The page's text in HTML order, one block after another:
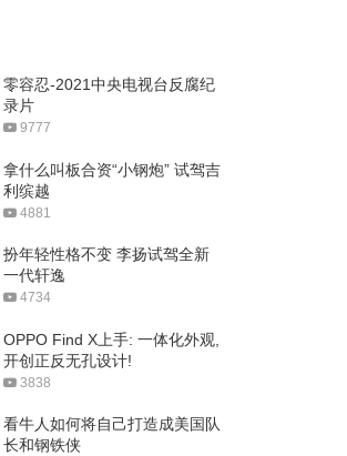
零容忍-2021中央电视台反腐纪
录片
9777
拿什么叫板合资“小钢炮” 试驾吉
利缤越
4881
扮年轻性格不变 李扬试驾全新
一代轩逸
4734
OPPO Find X上手: 一体化外观,
开创正反无孔设计!
3838
看牛人如何将自己打造成美国队
长和钢铁侠